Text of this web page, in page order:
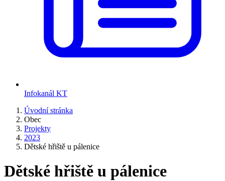
Infokanál KT
Úvodní stránka
Obec
Projekty
2023
Dětské hřiště u pálenice
Dětské hřiště u pálenice